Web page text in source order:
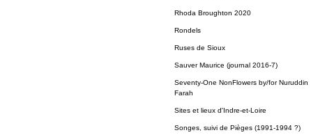
Rhoda Broughton 2020
Rondels
Ruses de Sioux
Sauver Maurice (journal 2016-7)
Seventy-One NonFlowers by/for Nuruddin
Farah
Sites et lieux d'Indre-et-Loire
Songes, suivi de Pièges (1991-1994 ?)